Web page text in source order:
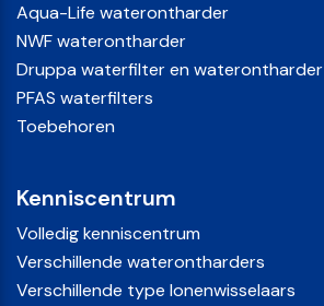
Aqua-Life waterontharder
NWF waterontharder
Druppa waterfilter en waterontharder
PFAS waterfilters
Toebehoren
Kenniscentrum
Volledig kenniscentrum
Verschillende waterontharders
Verschillende type Ionenwisselaars